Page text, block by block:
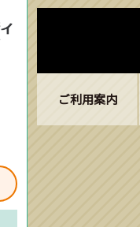
ご利用案内